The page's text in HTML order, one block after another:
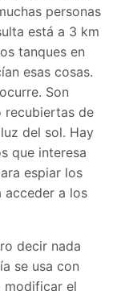
personas
está a 3 km
tanques en
esas cosas.
Son
recubiertas de
del sol. Hay
que interesa
espiar los
acceder a los
decir nada
se usa con
modificar el